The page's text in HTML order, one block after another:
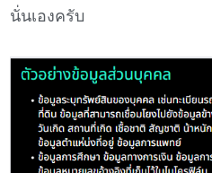
นั่นเองครับ